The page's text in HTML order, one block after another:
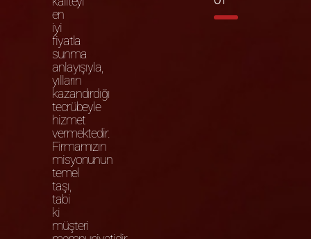
en
iyi
fiyatla
sunma
anlayışıyla,
yılların
kazandırdığı
tecrübeyle
hizmet
vermektedir.
Firmamızın
misyonunun
temel
taşı,
tabi
ki
müşteri